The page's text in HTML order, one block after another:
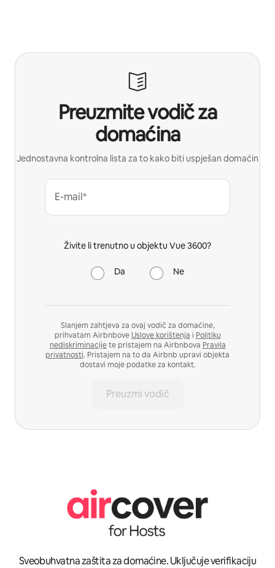
Preuzmite vodič za
domaćina
Jednostavna kontrolna lista za to kako biti uspješan domaćin
E-mail*
Živite li trenutno u objektu Vue 3600?
Da Ne
Slanjem zahtjeva za ovaj vodič za domaćine,
prihvatam AirbnboveUslove korištenja i Politiku
nediskriminacijete pristajem na Airbnbova Pravila
privatnosti. Pristajem na to da Airbnb upravi objekta
dostavi moje podatke za kontakt.
Preuzmi vodič
Sveobuhvatna zaštita za domaćine. Uključuje verifikaciju